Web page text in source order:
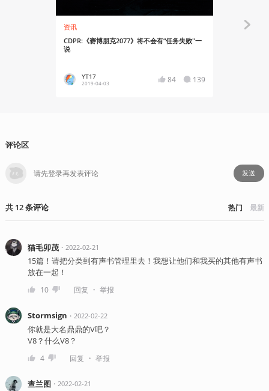
资讯
CDPR:《赛博朋克2077》将不会有“任务失败"一
说
YT17
2019-04-03 84 139
评论区
发送
共 12条评论 热门 最新
猫毛卯茂・ 2022-02-21
15篇！请把分类到有声书管理里去！我想让他们和我买的其他有声书
放在一起！
10 回复 ・ 举报
Stormsign ・ 2022-02-22
你就是大名鼎鼎的V吧？
V8？什么V8？
4 回复 ・ 举报
查兰图 ・ 2022-02-21